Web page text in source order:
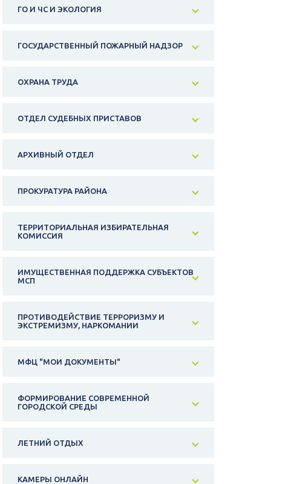
ГО И ЧС И ЭКОЛОГИЯ
ГОСУДАРСТВЕННЫЙ ПОЖАРНЫЙ НАДЗОР
ОХРАНА ТРУДА
ОТДЕЛ СУДЕБНЫХ ПРИСТАВОВ
АРХИВНЫЙ ОТДЕЛ
ПРОКУРАТУРА РАЙОНА
ТЕРРИТОРИАЛЬНАЯ ИЗБИРАТЕЛЬНАЯ
КОМИССИЯ
ИМУЩЕСТВЕННАЯ ПОДДЕРЖКА СУБЪЕКТОВ
МСП
ПРОТИВОДЕЙСТВИЕ ТЕРРОРИЗМУ И
ЭКСТРЕМИЗМУ, НАРКОМАНИИ
МФЦ "МОИ ДОКУМЕНТЫ"
ФОРМИРОВАНИЕ СОВРЕМЕННОЙ
ГОРОДСКОЙ СРЕДЫ
ЛЕТНИЙ ОТДЫХ
КАМЕРЫ ОНЛАЙН